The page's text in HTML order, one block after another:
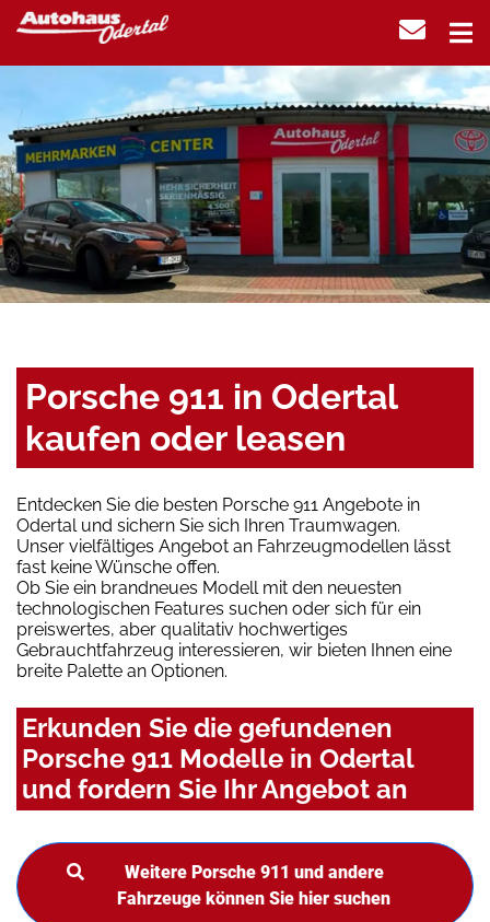
Porsche 911 in Odertal
kaufen oder leasen
Entdecken Sie die besten Porsche 911 Angebote in
Odertal und sichern Sie sich Ihren Traumwagen.
Unser vielfältiges Angebot an Fahrzeugmodellen lässt
fast keine Wünsche offen.
Ob Sie ein brandneues Modell mit den neuesten
technologischen Features suchen oder sich für ein
preiswertes, aber qualitativ hochwertiges
Gebrauchtfahrzeug interessieren, wir bieten Ihnen eine
breite Palette an Optionen.
Erkunden Sie die gefundenen
Porsche 911 Modelle in Odertal
und fordern Sie Ihr Angebot an
Weitere Porsche 911 und andere
Fahrzeuge können Sie hier suchen